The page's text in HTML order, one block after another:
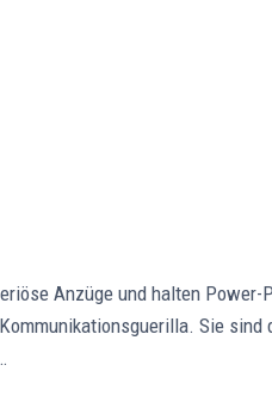
Anzüge und halten
Sie